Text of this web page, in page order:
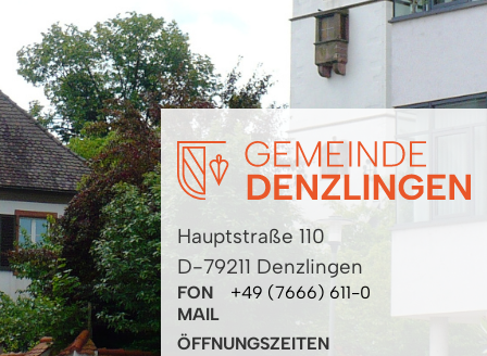
Hauptstraße 110
D-79211 Denzlingen
FON
+49 (7666) 611-0
MAIL
ÖFFNUNGSZEITEN